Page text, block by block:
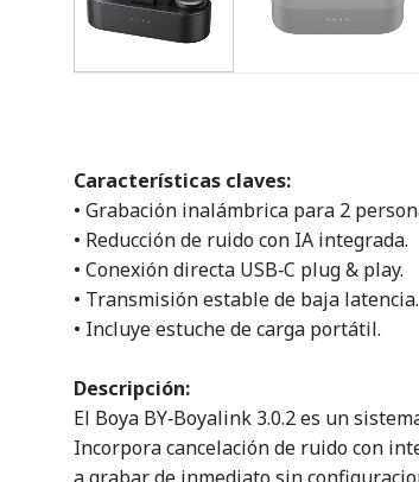
Características claves:
• Grabación inalámbrica para 2
• Reducción de ruido con IA integrada.
• Conexión directa USB‑C plug & play.
• Transmisión estable de baja latencia.
• Incluye estuche de carga portátil.
Descripción:
El Boya BY‑Boyalink 3.0.2 es un
Incorpora cancelación de ruido con